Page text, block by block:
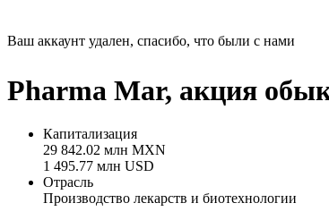
Ваш аккаунт удален, спасибо, что были с нами
Pharma Mar, акция
Капитализация
29 842.02 млн MXN
1 495.77 млн USD
Отрасль
Производство лекарств и биотехнологии